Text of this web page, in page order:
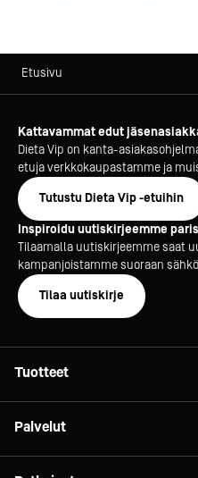
Etusivu
Kattavammat edut
Dieta Vip on kanta-
etuja verkkokaupastamme ja
Tutustu Dieta Vip -etuihin
Inspiroidu uutiskirjeemme
Tilaamalla uutiskirjeemme saat
kampanjoistamme suoraan
Tilaa uutiskirje
Tuotteet
Palvelut
Konsultointi